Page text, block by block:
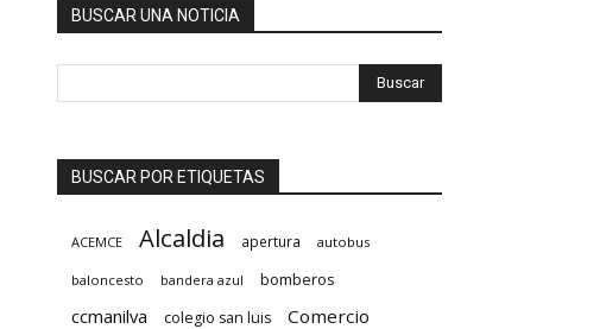
BUSCAR UNA NOTICIA
BUSCAR POR ETIQUETAS
ACEMCE Alcaldia apertura autobus
baloncesto bandera azul bomberos
ccmanilva colegio san luis Comercio